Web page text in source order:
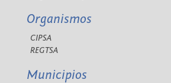
Organismos
CIPSA
REGTSA
Municipios